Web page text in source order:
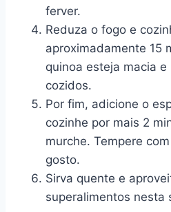
ferver.
Reduza o fogo e
aproximadamente 15
quinoa esteja macia
cozidos.
Por fim, adicione o
cozinhe por mais 2
murche. Tempere
gosto.
Sirva quente e
superalimentos nesta